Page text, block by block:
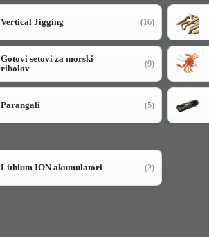
Vertical Jigging (16)
Gotovi setovi za morski
ribolov
(9)
Parangali (5)
Lithium ION akumulatori (2)